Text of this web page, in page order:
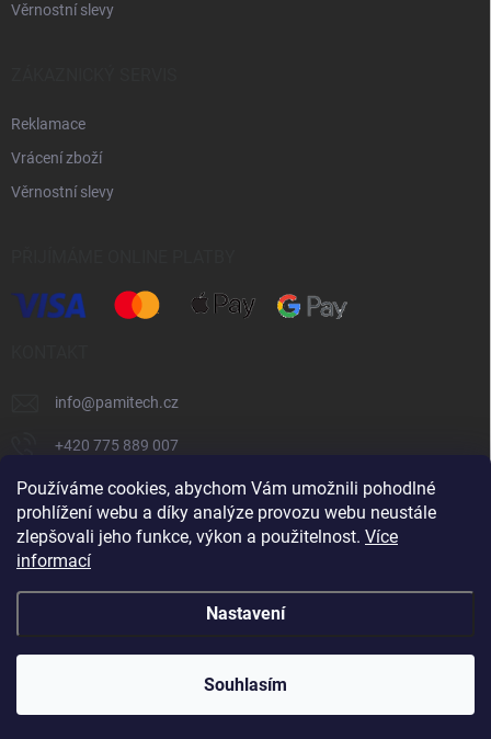
Používáme cookies, abychom Vám umožnili pohodlné
prohlížení webu a díky analýze provozu webu neustále
zlepšovali jeho funkce, výkon a použitelnost. Více
informací
Nastavení
Souhlasím
Věrnostní slevy
Reklamace
Vrácení zboží
Věrnostní slevy
info@pamitech.cz
+420 775 889 007
Shoptet.cz číčoviny.cz VM Technology s.r.o.
Vytvořil Shoptet
Pamitech.cz . Všechna práva vyhrazena.
nastavení cookies